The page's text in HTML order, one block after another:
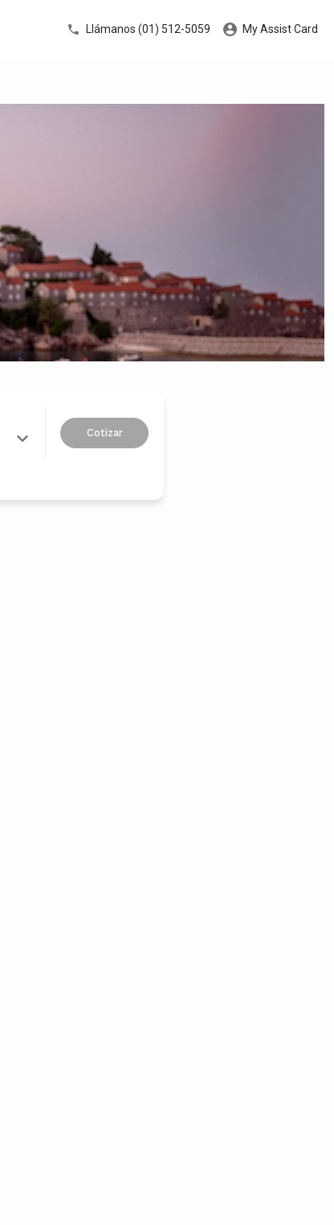
Llámanos (01) 512-5059 My Assist Card
Cotizar